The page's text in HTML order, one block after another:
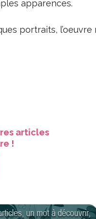
apparences.
portraits, l’oeuvre
articles
!